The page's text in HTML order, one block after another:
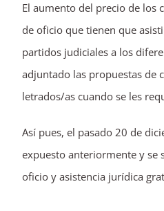
El aumento del precio de los
de oficio que tienen que
partidos judiciales a los
adjuntado las propuestas de
letrados/as cuando se les
Así pues, el pasado 20 de
expuesto anteriormente y se
oficio y asistencia jurídica